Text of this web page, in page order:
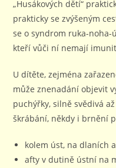
„Husákových dětí“
prakticky se zvýšeným
se o syndrom ruka-
kteří vůči ní nemají
U dítěte, zejména
může znenadání objevit
puchýřky, silně svědivá
škrábání, někdy i brnění
kolem úst, na dlaních
afty v dutině ústní na